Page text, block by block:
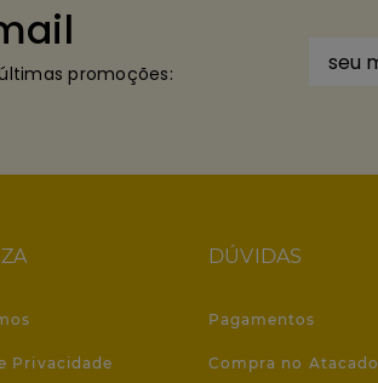
promoções:
Privacidade
DÚVIDAS
Pagamentos
Compra no Atacado